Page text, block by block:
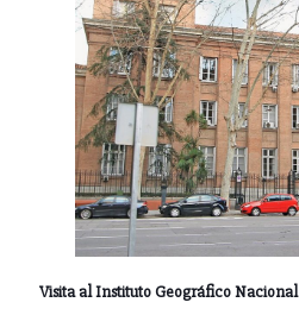
Visita al Instituto Geográfico Nacional